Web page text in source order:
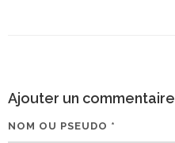
Ajouter un commentaire
NOM OU PSEUDO *